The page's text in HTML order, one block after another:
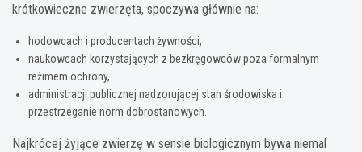
krótkowieczne zwierzęta, spoczywa głównie na:
hodowcach i producentach żywności,
naukowcach korzystających z bezkręgowców poza formalnym
reżimem ochrony,
administracji publicznej nadzorującej stan środowiska i
przestrzeganie norm dobrostanowych.
Najkrócej żyjące zwierzę w sensie biologicznym bywa niemal